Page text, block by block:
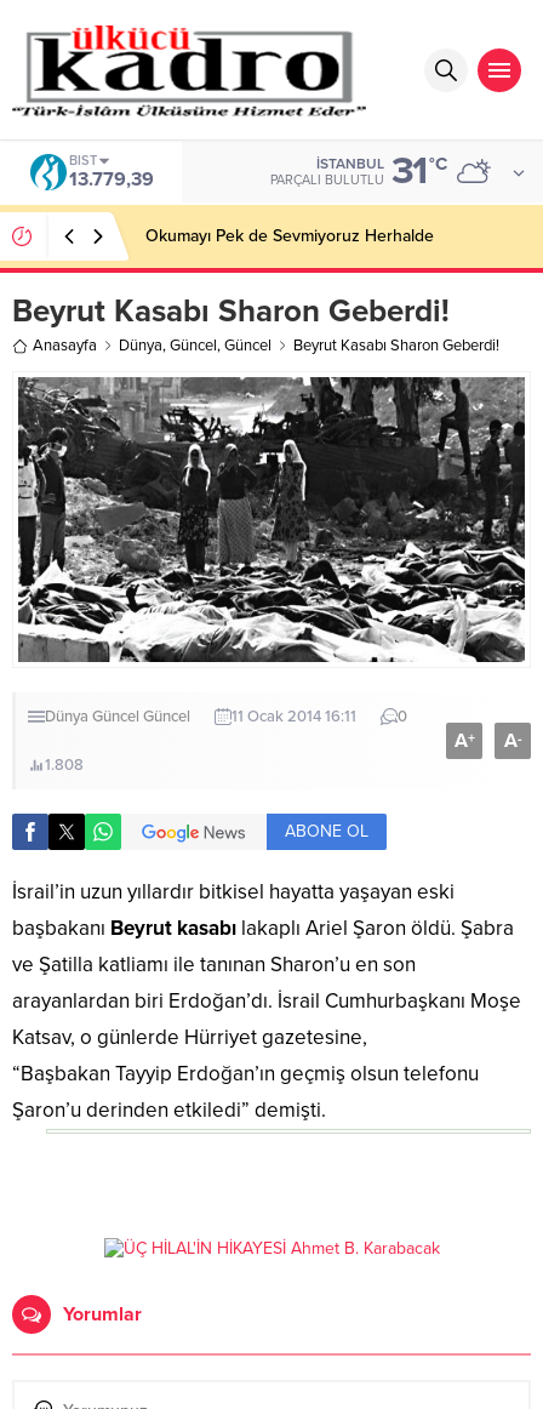
BIST
13.779,39
İSTANBUL
PARÇALI BULUTLU 31°C
Okumayı Pek de Sevmiyoruz Herhalde
Beyrut Kasabı Sharon Geberdi!
Anasayfa Dünya,Güncel,Güncel Beyrut Kasabı Sharon Geberdi!
Dünya Güncel Güncel 11 Ocak 2014 16:11 0
1.808
A+ A-
ABONE OL
İsrail’in uzun yıllardır bitkisel hayatta yaşayan eski
başbakanı Beyrut kasabı lakaplı Ariel Şaron öldü. Şabra
ve Şatilla katliamı ile tanınan Sharon’u en son
arayanlardan biri Erdoğan’dı. İsrail Cumhurbaşkanı Moşe
Katsav, o günlerde Hürriyet gazetesine,
“Başbakan Tayyip Erdoğan’ın geçmiş olsun telefonu
Şaron’u derinden etkiledi” demişti.
Yorumlar